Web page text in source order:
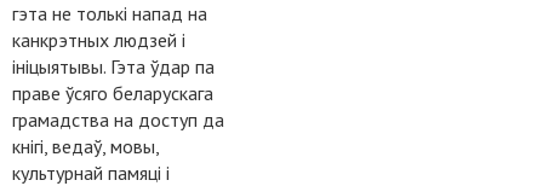
гэта не толькі напад на
канкрэтных людзей і
ініцыятывы. Гэта ўдар па
праве ўсяго беларускага
грамадства на доступ да
кнігі, ведаў, мовы,
культурнай памяці і